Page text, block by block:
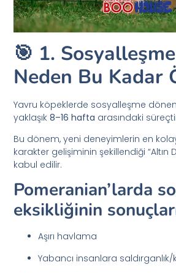
🎯 1.
Neden Bu Kadar
Yavru köpeklerde sosyalleşme
yaklaşık8–16 hafta arasındaki
Bu dönem, yeni deneyimlerin en
karakter gelişiminin şekillendiği “Altın
kabul edilir.
Pomeranian’larda
eksikliğinin
Aşırı havlama
Yabancı insanlara saldırganlık/